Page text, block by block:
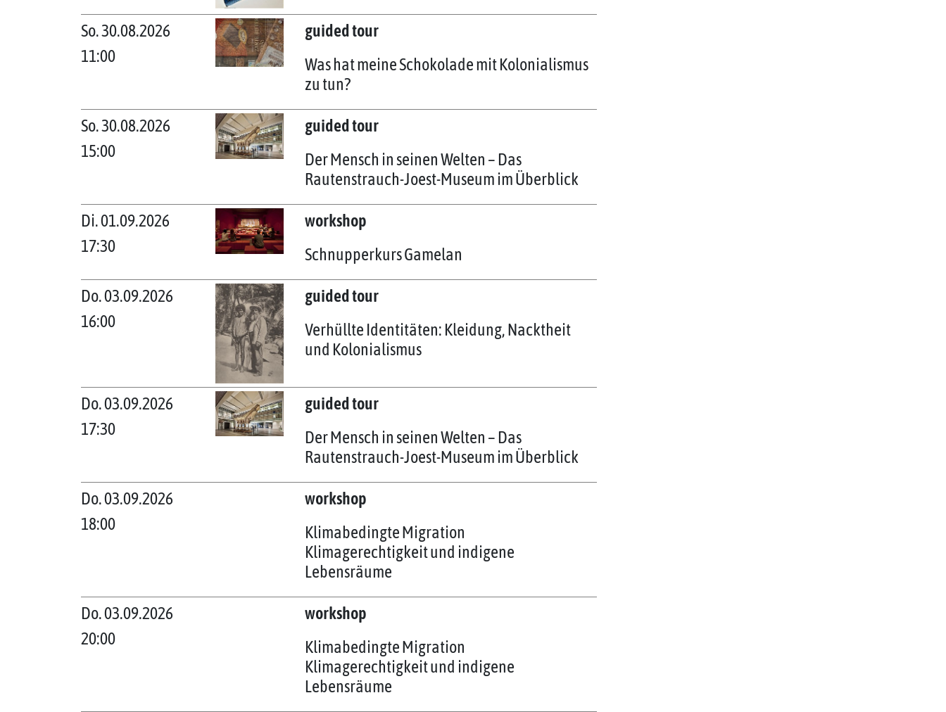
So. 30.08.2026
11:00
guided tour
Was hat meine Schokolade mit Kolonialismus
zu tun?
So. 30.08.2026
15:00
guided tour
Der Mensch in seinen Welten – Das
Rautenstrauch-Joest-Museum im Überblick
Di. 01.09.2026
17:30
workshop
Schnupperkurs Gamelan
Do. 03.09.2026
16:00
guided tour
Verhüllte Identitäten: Kleidung, Nacktheit
und Kolonialismus
Do. 03.09.2026
17:30
guided tour
Der Mensch in seinen Welten – Das
Rautenstrauch-Joest-Museum im Überblick
Do. 03.09.2026
18:00
workshop
Klimabedingte Migration
Klimagerechtigkeit und indigene
Lebensräume
Do. 03.09.2026
20:00
workshop
Klimabedingte Migration
Klimagerechtigkeit und indigene
Lebensräume